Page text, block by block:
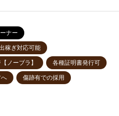
ナー
稼ぎ対応可能
ノーブラ】 各種証明書発行可
傷跡有での採用